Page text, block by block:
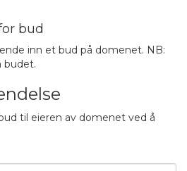
bud
inn et bud på domenet. NB:
budet.
til eieren av domenet ved å